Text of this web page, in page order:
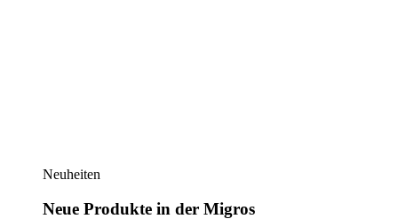
Neuheiten
Neue Produkte in der Migros